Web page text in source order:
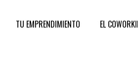
TU EMPRENDIMIENTO EL